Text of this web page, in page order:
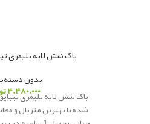
باک شش لایه پلیمری
بدون
۴.۴۸۰.۰۰۰
شده با بهترین متریال و